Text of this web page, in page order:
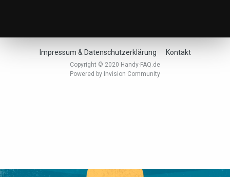
Impressum & Datenschutzerklärung Kontakt
Copyright © 2020 Handy-FAQ.de
Powered by Invision Community